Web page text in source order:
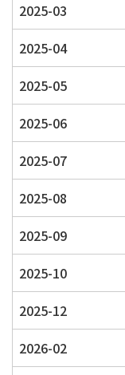
2025-03
2025-04
2025-05
2025-06
2025-07
2025-08
2025-09
2025-10
2025-12
2026-02